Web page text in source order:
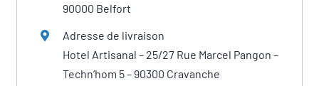
90000 Belfort
Adresse de livraison
Hotel Artisanal – 25/27 Rue Marcel Pangon –
Techn’hom 5 – 90300 Cravanche